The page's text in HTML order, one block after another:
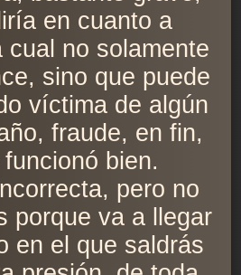
en cuanto a
cual no solamente
sino que puede
víctima de algún
fraude, en fin,
bien.
pero no
porque va a llegar
en el que saldrás